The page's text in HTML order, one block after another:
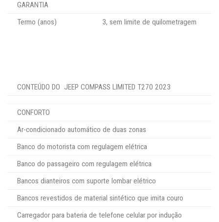
GARANTIA
Termo (anos)
3, sem limite de quilometragem
CONTEÚDO DO JEEP COMPASS LIMITED T270 2023
CONFORTO
Ar-condicionado automático de duas zonas
Banco do motorista com regulagem elétrica
Banco do passageiro com regulagem elétrica
Bancos dianteiros com suporte lombar elétrico
Bancos revestidos de material sintético que imita couro
Carregador para bateria de telefone celular por indução